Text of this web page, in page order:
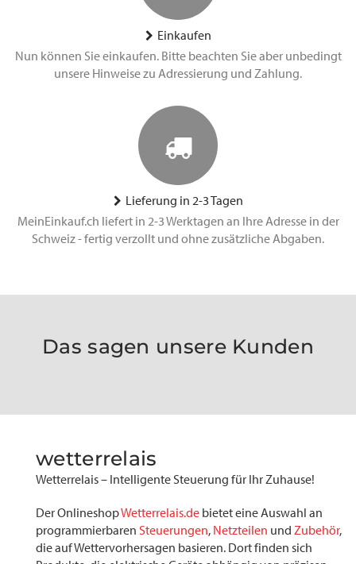
Einkaufen
Nun können Sie einkaufen. Bitte beachten Sie aber unbedingt
unsere Hinweise zu Adressierung und Zahlung.
Lieferung in 2-3 Tagen
MeinEinkauf.ch liefert in 2-3 Werktagen an Ihre Adresse in der
Schweiz - fertig verzollt und ohne zusätzliche Abgaben.
Das sagen unsere Kunden
wetterrelais
Wetterrelais – Intelligente Steuerung für Ihr Zuhause!
Der OnlineshopWetterrelais.de bietet eine Auswahl an
programmierbaren Steuerungen, Netzteilen und Zubehör,
die auf Wettervorhersagen basieren. Dort finden sich